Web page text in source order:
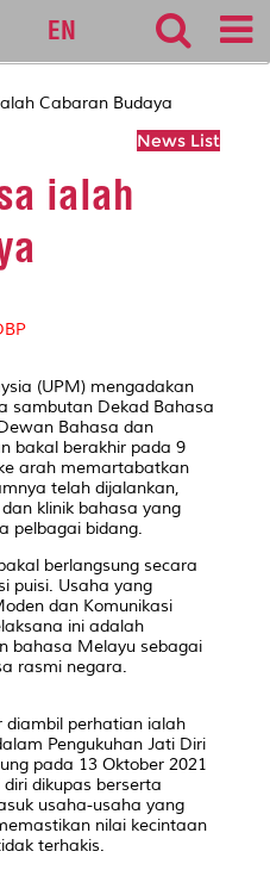
EN
Cabaran Budaya
News List
ialah
(UPM) mengadakan
sambutan Dekad Bahasa
Bahasa dan
bakal berakhir pada 9
arah memartabatkan
telah dijalankan,
klinik bahasa yang
pelbagai bidang.
berlangsung secara
puisi. Usaha yang
dan Komunikasi
ini adalah
bahasa Melayu sebagai
rasmi negara.
perhatian ialah
Pengukuhan Jati Diri
pada 13 Oktober 2021
dikupas berserta
usaha-usaha yang
nilai kecintaan
terhakis.